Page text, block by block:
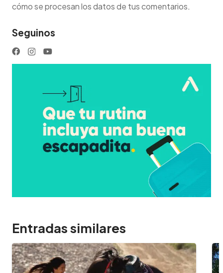
cómo se procesan los datos de tus comentarios.
Seguinos
Entradas similares